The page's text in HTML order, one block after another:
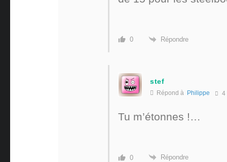
0 Répondre
stef
Répond à Philippe 4
Tu m’étonnes !…
0 Répondre